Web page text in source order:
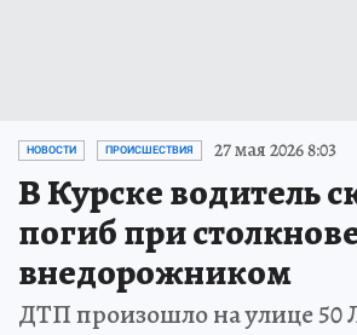
НОВОСТИ ПРОИСШЕСТВИЯ 27 мая 2026 8:03
В Курске водитель
погиб при
внедорожником
ДТП произошло на улице 50